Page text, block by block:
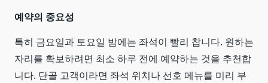
예약의 중요성
특히 금요일과 토요일 밤에는 좌석이 빨리 찹니다. 원하는
자리를 확보하려면 최소 하루 전에 예약하는 것을 추천합
니다. 단골 고객이라면 좌석 위치나 선호 메뉴를 미리 부